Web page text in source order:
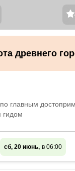
древнего
главным
гидом
сб, 20 июнь, в 06:00